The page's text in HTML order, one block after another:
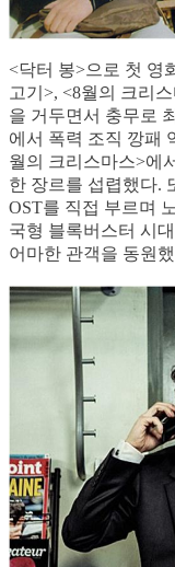
<닥터 봉>으로 첫 영
고기>, <8월의 크리
을 거두면서 충무로
에서 폭력 조직 깡패
월의 크리스마스>에
한 장르를 섭렵했다.
OST를 직접 부르며
국형 블록버스터 시
어마한 관객을 동원